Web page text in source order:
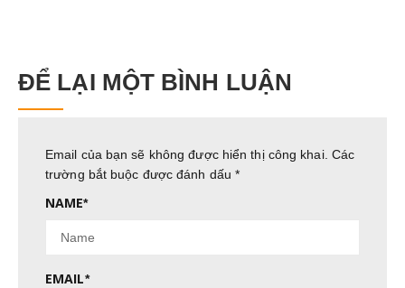
ĐỂ LẠI MỘT BÌNH LUẬN
Email của bạn sẽ không được hiển thị công khai. Các
trường bắt buộc được đánh dấu*
NAME*
EMAIL*